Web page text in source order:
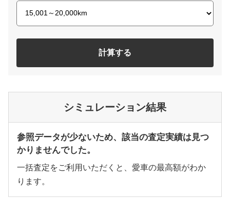
計算する
シミュレーション結果
参照データが少ないため、該当の査定実績は見つ
かりませんでした。
一括査定をご利用いただくと、愛車の最高額がわか
ります。